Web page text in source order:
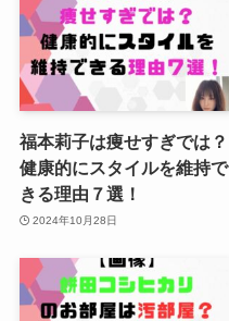
福本莉子は痩せすぎでは？
健康的にスタイルを維持で
きる理由７選！
2024年10月28日